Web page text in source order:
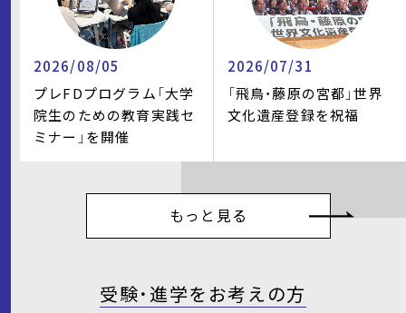
2026/08/05
プレFDプログラム「大学
院生のための教育実践セ
ミナー」を開催
2026/07/31
「飛鳥・藤原の宮都」世界
文化遺産登録を祝福
もっと見る
受験・進学をお考えの方